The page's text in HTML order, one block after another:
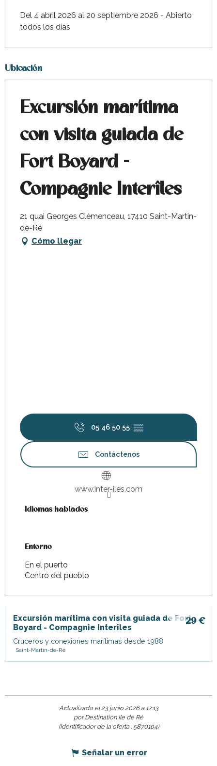
Del 4 abril 2026 al 20 septiembre 2026 - Abierto
todos los días
Ubicación
Excursión marítima
con visita guiada de
Fort Boyard -
Compagnie Interîles
21 quai Georges Clémenceau, 17410 Saint-Martin-
de-Ré
Cómo llegar
05 46 50 55 ▒▒
Contáctenos
www.inter-iles.com
Idiomas hablados
Idiomas hablados
Entorno
Entorno
En el puerto
Centro del pueblo
29 €
Excursión marítima con visita guiada de Fort
Boyard - Compagnie Interîles
Cruceros y conexiones marítimas desde 1988
Saint-Martin-de-Ré
Actualizado el 23 junio 2026 a 12:13
por Destination Ile de Ré
(Identificador de la oferta : 5870104)
Señalar un error